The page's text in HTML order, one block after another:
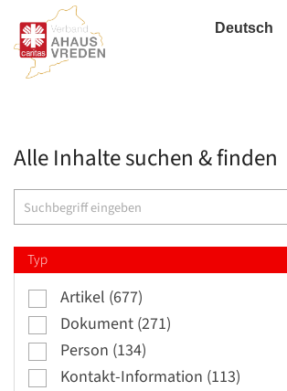
Zum Inhalt springen
Alle Inhalte suchen & finden
Suche
Typ
Artikel (677)
Dokument (271)
Person (134)
Kontakt-Information (113)